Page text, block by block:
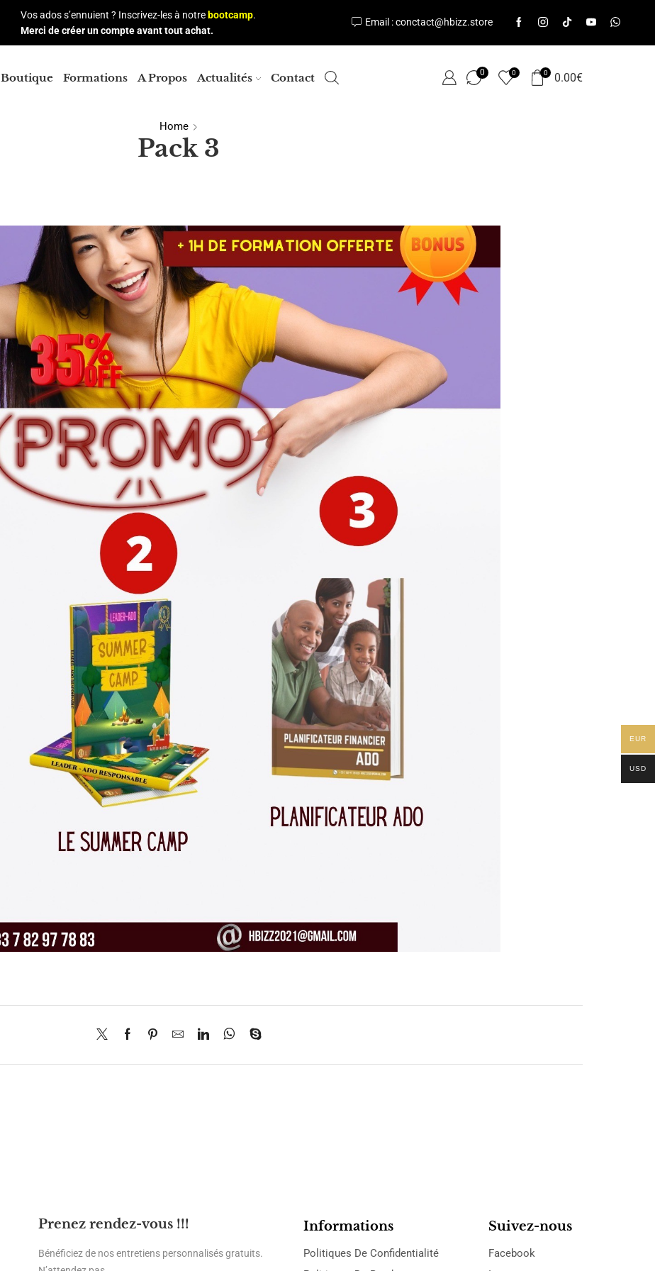
Vos ados s’ennuient ? Inscrivez-les à notre bootcamp.
Merci de créer un compte avant tout achat.
Email : conctact@hbizz.store
Boutique Formations A Propos Actualités Contact 0 0 0 0.00€
Home
Pack 3
Prenez rendez-vous !!!
Bénéficiez de nos entretiens personnalisés gratuits.
Informations
Politiques De Confidentialité
Suivez-nous
Facebook
EUR
USD